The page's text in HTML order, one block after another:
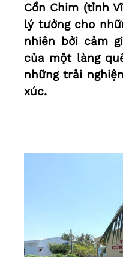
Cồn Chim (tỉnh
lý tưởng cho
nhiên bởi cảm
của một làng
những trải
xúc.